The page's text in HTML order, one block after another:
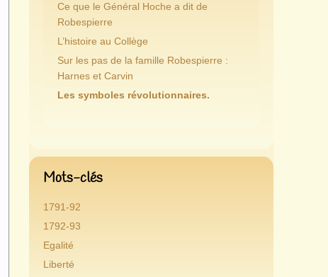
Ce que le Général Hoche a dit de
Robespierre
L’histoire au Collège
Sur les pas de la famille Robespierre :
Harnes et Carvin
Les symboles révolutionnaires.
Mots-clés
1791-92
1792-93
Egalité
Liberté